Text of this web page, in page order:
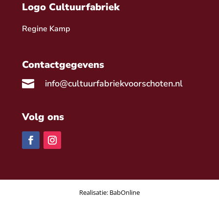
Logo Cultuurfabriek
Regine Kamp
Contactgegevens
 info@cultuurfabriekvoorschoten.nl
Volg ons
Realisatie: BabOnline